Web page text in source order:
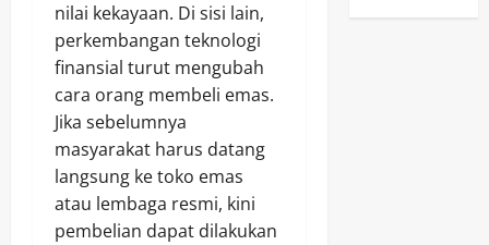
nilai kekayaan. Di sisi lain,
perkembangan teknologi
finansial turut mengubah
cara orang membeli emas.
Jika sebelumnya
masyarakat harus datang
langsung ke toko emas
atau lembaga resmi, kini
pembelian dapat dilakukan